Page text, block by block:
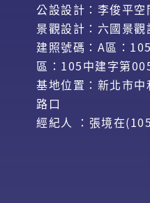
公設設計：李俊平空
景觀設計：六國景觀
建照號碼：A區：
區：105中建字第
基地位置：新北市
路口
經紀人 ：張境在